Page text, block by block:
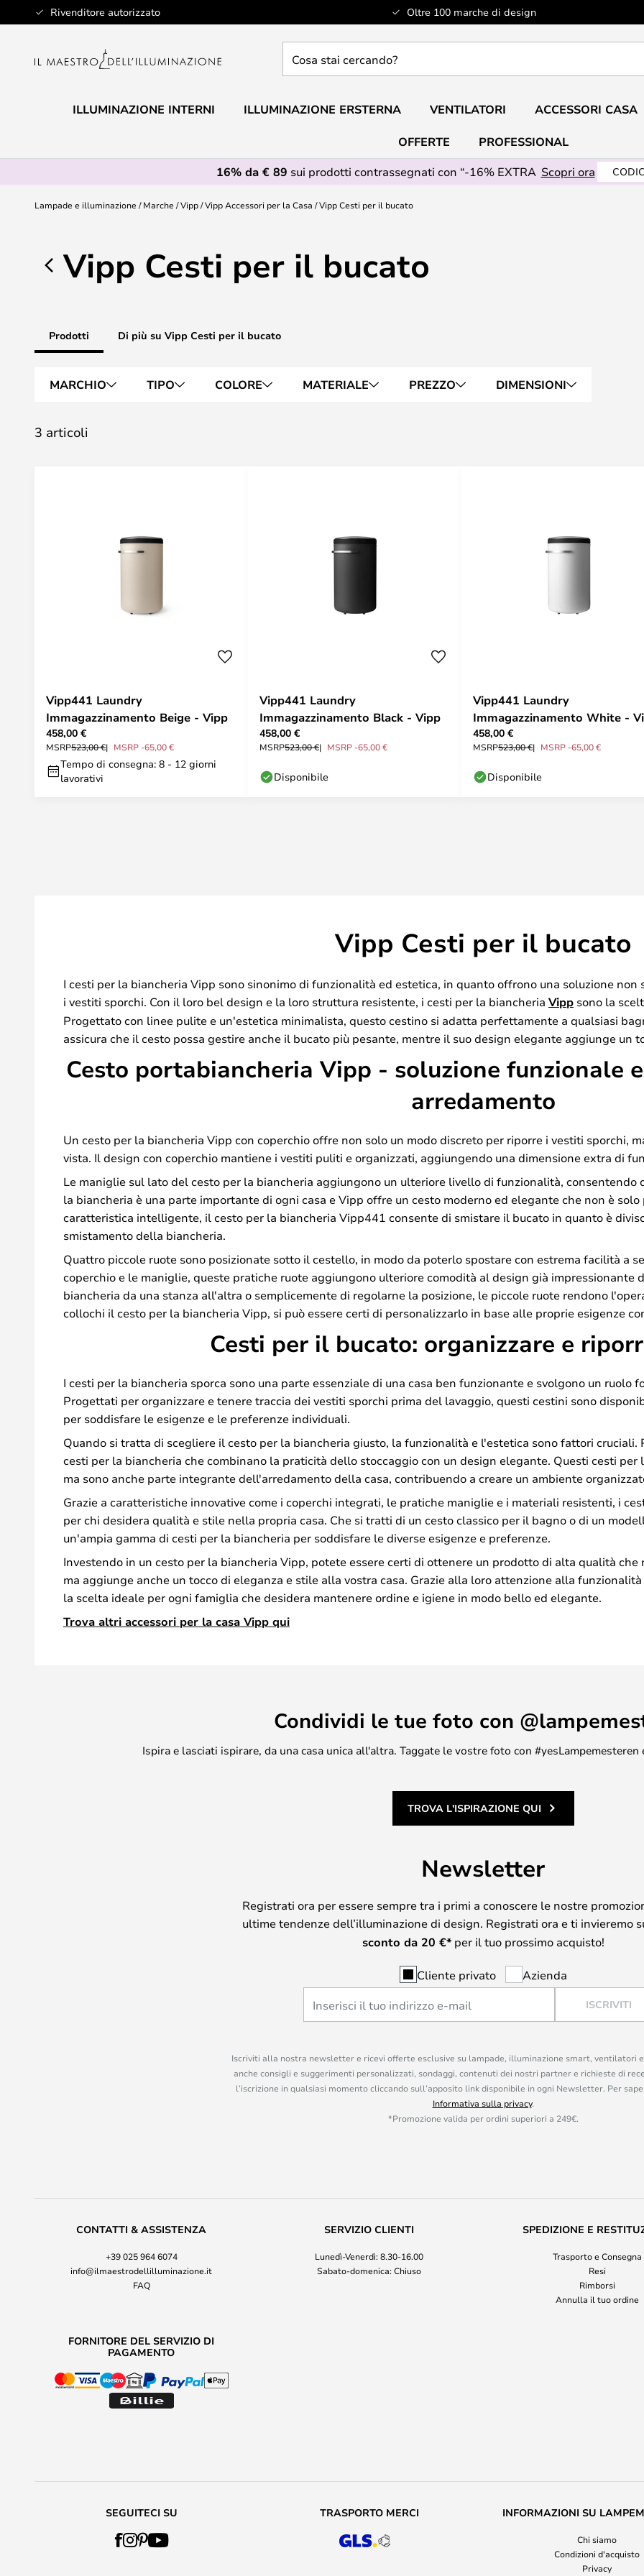
Rivenditore autorizzato Oltre 100 marche di design
Salta
al
stai
ILLUMINAZIONE INTERNI ILLUMINAZIONE ERSTERNA VENTILATORI ACCESSORI CASA
OFFERTE
PROFESSIONAL
16% da € 89 sui prodotti contrassegnati con “-16% EXTRA Scopri ora
Lampade e illuminazione Marche Vipp Vipp Accessori per la Casa Vipp Cesti per il bucato
Vipp Cesti per il bucato
Prodotti Di più su Vipp Cesti per il bucato
MARCHIO TIPO COLORE MATERIALE PREZZO DIMENSIONI
3 articoli
Vipp441 Laundry
Immagazzinamento Beige - Vipp
458,00 €
MSRP523,00 € MSRP -65,00 €
Tempo di consegna: 8 - 12 giorni
lavorativi
Vipp441 Laundry
Immagazzinamento Black - Vipp
458,00 €
MSRP523,00 € MSRP -65,00 €
Disponibile
Vipp441 Laundry
Immagazzinamento White -
458,00 €
MSRP523,00 € MSRP -65,00 €
Disponibile
Vipp Cesti per il bucato
I cesti per la biancheria Vipp sono sinonimo di funzionalità ed estetica, in quanto offrono una soluzione
i vestiti sporchi. Con il loro bel design e la loro struttura resistente, i cesti per la biancheria Vipp sono la
Progettato con linee pulite e un'estetica minimalista, questo cestino si adatta perfettamente a qualsiasi
assicura che il cesto possa gestire anche il bucato più pesante, mentre il suo design elegante aggiunge un
Cesto portabiancheria Vipp - soluzione funzionale
arredamento
Un cesto per la biancheria Vipp con coperchio offre non solo un modo discreto per riporre i vestiti sporchi,
vista. Il design con coperchio mantiene i vestiti puliti e organizzati, aggiungendo una dimensione extra di
Le maniglie sul lato del cesto per la biancheria aggiungono un ulteriore livello di funzionalità, consentendo
la biancheria è una parte importante di ogni casa e Vipp offre un cesto moderno ed elegante che non è
caratteristica intelligente, il cesto per la biancheria Vipp441 consente di smistare il bucato in quanto è
smistamento della biancheria.
Quattro piccole ruote sono posizionate sotto il cestello, in modo da poterlo spostare con estrema facilità a
coperchio e le maniglie, queste pratiche ruote aggiungono ulteriore comodità al design già impressionante
biancheria da una stanza all'altra o semplicemente di regolarne la posizione, le piccole ruote rendono
collochi il cesto per la biancheria Vipp, si può essere certi di personalizzarlo in base alle proprie esigenze
Cesti per il bucato: organizzare e
I cesti per la biancheria sporca sono una parte essenziale di una casa ben funzionante e svolgono un
Progettati per organizzare e tenere traccia dei vestiti sporchi prima del lavaggio, questi cestini sono
per soddisfare le esigenze e le preferenze individuali.
Quando si tratta di scegliere il cesto per la biancheria giusto, la funzionalità e l'estetica sono fattori
cesti per la biancheria che combinano la praticità dello stoccaggio con un design elegante. Questi cesti
ma sono anche parte integrante dell'arredamento della casa, contribuendo a creare un ambiente
Grazie a caratteristiche innovative come i coperchi integrati, le pratiche maniglie e i materiali resistenti, i
per chi desidera qualità e stile nella propria casa. Che si tratti di un cesto classico per il bagno o di un
un'ampia gamma di cesti per la biancheria per soddisfare le diverse esigenze e preferenze.
Investendo in un cesto per la biancheria Vipp, potete essere certi di ottenere un prodotto di alta qualità
ma aggiunge anche un tocco di eleganza e stile alla vostra casa. Grazie alla loro attenzione alla
la scelta ideale per ogni famiglia che desidera mantenere ordine e igiene in modo bello ed elegante.
Trova altri accessori per la casa Vipp qui
Condividi le tue foto con
Ispira e lasciati ispirare, da una casa unica all'altra. Taggate le vostre foto con
TROVA L'ISPIRAZIONE QUI
Newsletter
Registrati ora per essere sempre tra i primi a conoscere le nostre
ultime tendenze dell’illuminazione di design. Registrati ora e ti invieremo
sconto da 20 €*per il tuo prossimo acquisto!
Cliente privato Azienda
ISCRIVITI
Iscriviti alla nostra newsletter e ricevi offerte esclusive su lampade, illuminazione smart, ventilatori
anche consigli e suggerimenti personalizzati, sondaggi, contenuti dei nostri partner e richieste di
l’iscrizione in qualsiasi momento cliccando sull’apposito link disponibile in ogni Newsletter. Per
Informativa sulla privacy.
*Promozione valida per ordini superiori a 249€.
CONTATTI & ASSISTENZA
+39 025 964 6074
info@ilmaestrodellilluminazione.it
FAQ
SERVIZIO CLIENTI
Lunedì-Venerdì: 8.30-16.00
Sabato-domenica: Chiuso
SPEDIZIONE E
Trasporto e Consegna
Resi
Rimborsi
Annulla il tuo ordine
FORNITORE DEL SERVIZIO DI
PAGAMENTO
SEGUITECI SU TRASPORTO MERCI INFORMAZIONI SU
Chi siamo
Condizioni d'acquisto
Privacy